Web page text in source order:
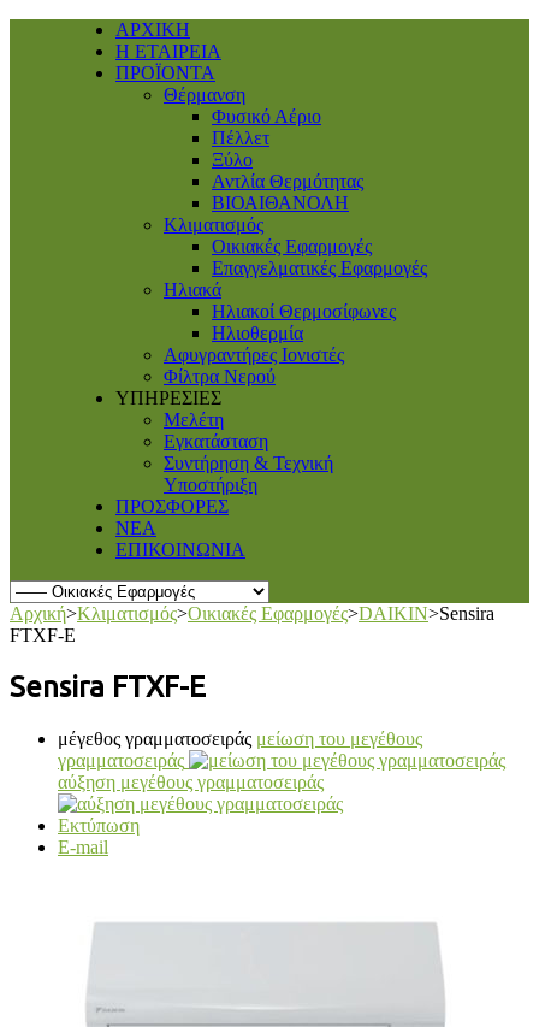
ΑΡΧΙΚΗ
Η ΕΤΑΙΡΕΙΑ
ΠΡΟΪΟΝΤΑ
Θέρμανση
Φυσικό Αέριο
Πέλλετ
Ξύλο
Αντλία Θερμότητας
ΒΙΟΑΙΘΑΝΟΛΗ
Κλιματισμός
Οικιακές Εφαρμογές
Επαγγελματικές Eφαρμογές
Ηλιακά
Ηλιακοί Θερμοσίφωνες
Ηλιοθερμία
Αφυγραντήρες Ιονιστές
Φίλτρα Νερού
ΥΠΗΡΕΣΙΕΣ
Μελέτη
Εγκατάσταση
Συντήρηση & Τεχνική
Υποστήριξη
ΠΡΟΣΦΟΡΕΣ
ΝΕΑ
ΕΠΙΚΟΙΝΩΝΙΑ
Αρχική>Κλιματισμός>Οικιακές Εφαρμογές>DAIKIN>Sensira
FTXF-E
Sensira FTXF-E
μέγεθος γραμματοσειράς μείωση του μεγέθους
γραμματοσειράς
αύξηση μεγέθους γραμματοσειράς
Εκτύπωση
E-mail